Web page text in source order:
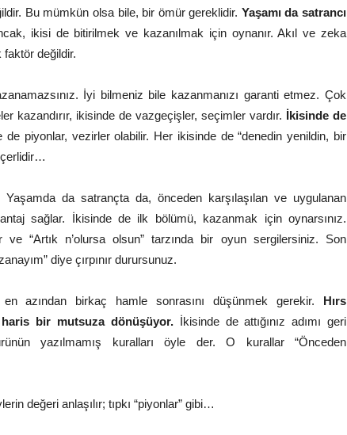
Bu mümkün olsa bile, bir ömür gereklidir. Yaşamı da satrancı
ikisi de bitirilmek ve kazanılmak için oynanır. Akıl ve zeka
değildir.
İyi bilmeniz bile kazanmanızı garanti etmez. Çok
kazandırır, ikisinde de vazgeçişler, seçimler vardır. İkisinde de
de piyonlar, vezirler olabilir. Her ikisinde de “denedin yenildin, bir
da satrançta da, önceden karşılaşılan ve uygulanan
sağlar. İkisinde de ilk bölümü, kazanmak için oynarsınız.
“Artık n’olursa olsun” tarzında bir oyun sergilersiniz. Son
diye çırpınır durursunuz.
azından birkaç hamle sonrasını düşünmek gerekir. Hırs
haris bir mutsuza dönüşüyor. İkisinde de attığınız adımı geri
yazılmamış kuralları öyle der. O kurallar “Önceden
değeri anlaşılır; tıpkı “piyonlar” gibi…